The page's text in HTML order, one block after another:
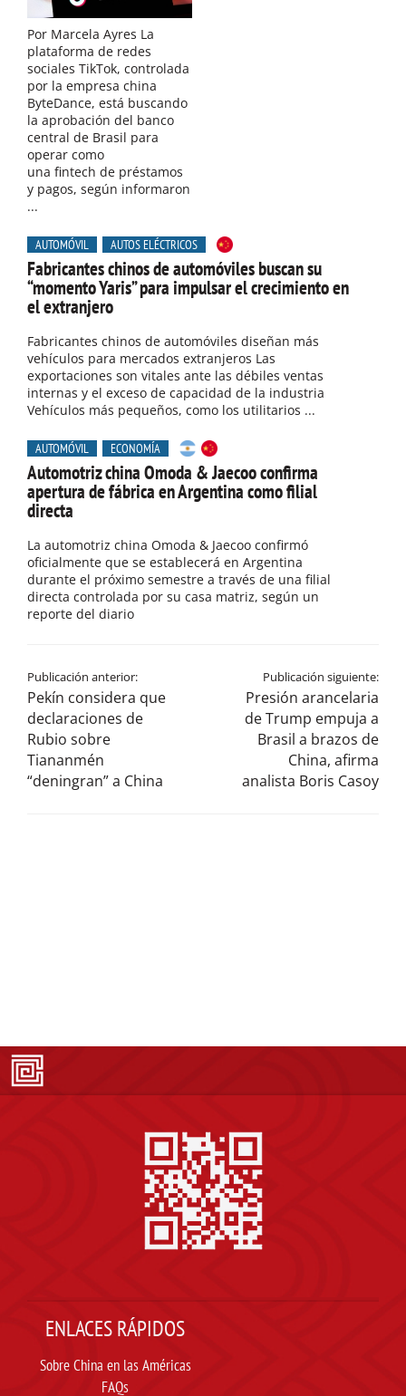
Por Marcela Ayres La
plataforma de redes
sociales TikTok, controlada
por la empresa china
ByteDance, está buscando
la aprobación del banco
central de Brasil para
operar como
una fintech de préstamos
y pagos, según informaron
...
AUTOMÓVIL AUTOS ELÉCTRICOS
Fabricantes chinos de automóviles buscan su
“momento Yaris” para impulsar el crecimiento en
el extranjero
Fabricantes chinos de automóviles diseñan más
vehículos para mercados extranjeros Las
exportaciones son vitales ante las débiles ventas
internas y el exceso de capacidad de la industria
Vehículos más pequeños, como los utilitarios ...
AUTOMÓVIL ECONOMÍA
Automotriz china Omoda & Jaecoo confirma
apertura de fábrica en Argentina como filial
directa
La automotriz china Omoda & Jaecoo confirmó
oficialmente que se establecerá en Argentina
durante el próximo semestre a través de una filial
directa controlada por su casa matriz, según un
reporte del diario
Publicación anterior:
Pekín considera que
declaraciones de
Rubio sobre
Tiananmén
“deningran” a China
Publicación siguiente:
Presión arancelaria
de Trump empuja a
Brasil a brazos de
China, afirma
analista Boris Casoy
ENLACES RÁPIDOS
Sobre China en las Américas
FAQs